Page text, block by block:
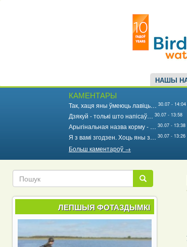
НАШЫ
КАМЕНТАРЫ
Так, хаця яны ўмеюць лавіць… 30.07 - 14:04
Дзякуй - толькі што напісаў… 30.07 - 13:58
Арыгінальная назва корму - … 30.07 - 13:38
Я з вамі згодзен. Хоць яны з… 30.07 - 13:26
Больш каментароў →
Пошук
Пошук
ЛЕПШЫЯ ФОТАЗДЫМКІ